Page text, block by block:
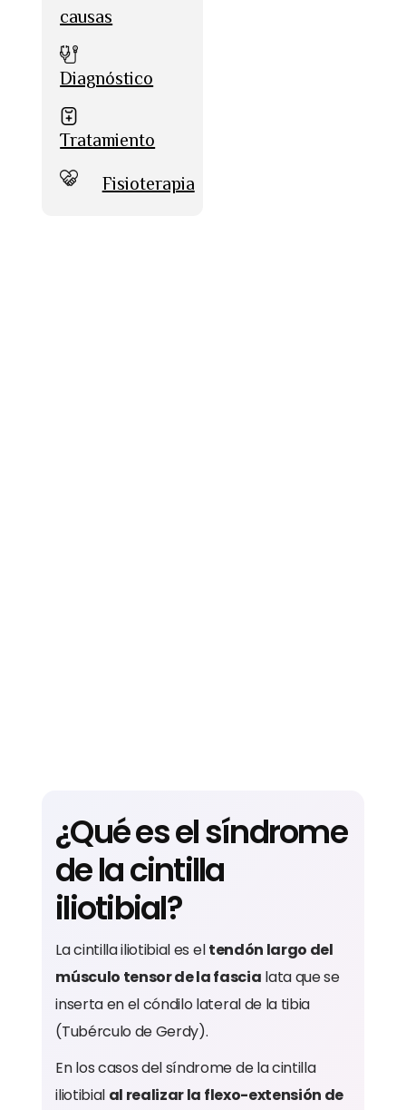
causas
Diagnóstico
Tratamiento
Fisioterapia
¿Qué es el síndrome
de la cintilla
iliotibial?
La cintilla iliotibial es eltendón largo del
músculo tensor de la fascia lata que se
inserta en el cóndilo lateral de la tibia
(Tubérculo de Gerdy).
En los casos del síndrome de la cintilla
iliotibial al realizar la flexo-extensión de